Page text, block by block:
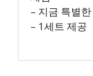
– 지금 특별
– 1세트 제공